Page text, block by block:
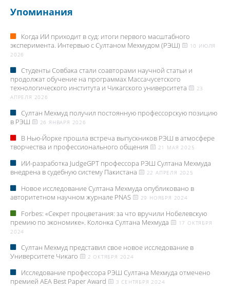
Упоминания
Когда ИИ приходит в суд: итоги первого масштабного
эксперимента. Интервью с Султаном Мехмудом (РЭШ)
10 ИЮЛЯ
2026
Студенты Совбака стали соавторами научной статьи и
продолжат обучение на программах Массачусетского
технологического института и Чикагского университета
23
АПРЕЛЯ 2026
Султан Мехмуд получил постоянную профессорскую позицию
в РЭШ
26 ЯНВАРЯ 2026
В Нью-Йорке прошла встреча выпускников РЭШ в атмосфере
творчества и профессионального общения
21 МАЯ 2025
ИИ-разработка JudgeGPT профессора РЭШ Султана Мехмуда
внедрена в судебную систему Пакистана
22 АПРЕЛЯ 2025
Новое исследование Султана Мехмуда опубликовано в
авторитетном научном журнале PNAS
29 НОЯБРЯ 2024
Forbes: «Секрет процветания: за что вручили Нобелевскую
премию по экономике». Колонка Султана Мехмуда
17 ОКТЯБРЯ
2024
Султан Мехмуд представил свое новое исследование в
Университете Чикаго
2 ОКТЯБРЯ 2024
Исследование профессора РЭШ Султана Мехмуда отмечено
премией AEA Best Paper Award
3 СЕНТЯБРЯ 2024